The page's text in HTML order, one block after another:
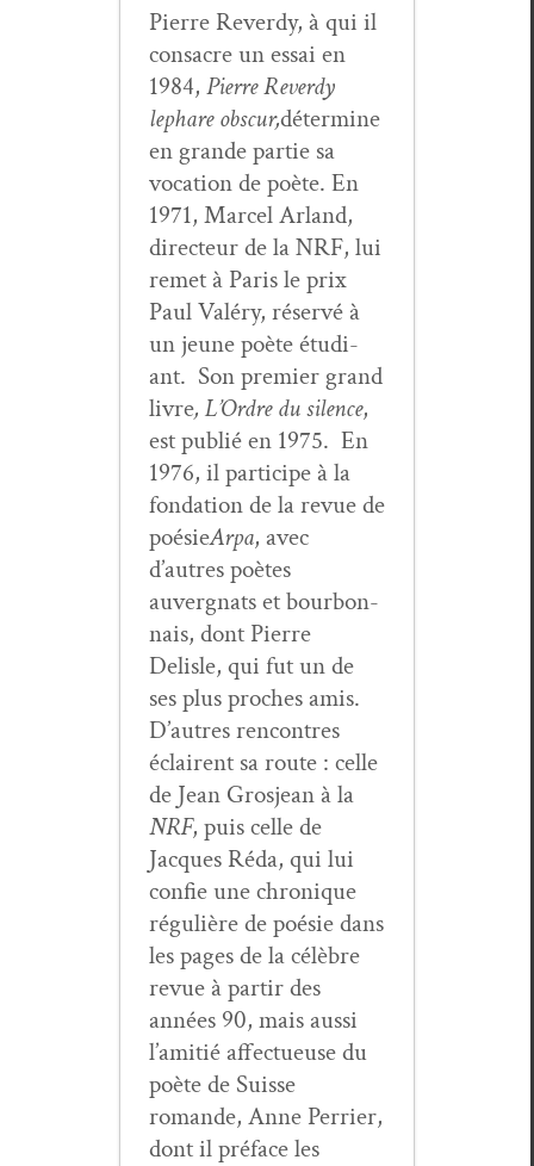
Pierre Reverdy, à qui il
con­sacre un essai en
1984, Pierre Reverdy
lephare obscur,déter­mine
en grande par­tie sa
voca­tion de poète. En
1971, Mar­cel Arland,
directeur de la NRF, lui
remet à Paris le prix
Paul Valéry, réservé à
un jeune poète étu­di­
ant. Son pre­mier grand
livre, L’Ordre du silence,
est pub­lié en 1975. En
1976, il par­ticipe à la
fon­da­tion de la revue de
poésieArpa, avec
d’autres poètes
auvergnats et bour­bon­
nais, dont Pierre
Delisle, qui fut un de
ses plus proches amis.
D’autres ren­con­tres
éclairent sa route : celle
de Jean Gros­jean à la
NRF, puis celle de
Jacques Réda, qui lui
con­fie une chronique
régulière de poésie dans
les pages de la célèbre
revue à par­tir des
années 90, mais aus­si
l’amitié affectueuse du
poète de Suisse
romande, Anne Per­ri­er,
dont il pré­face les